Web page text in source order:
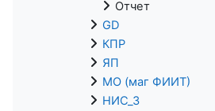
Отчет
GD
КПР
ЯП
МО (маг ФИИТ)
НИС_3